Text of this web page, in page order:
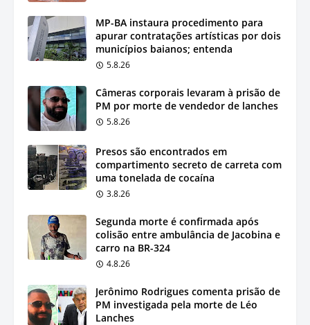
MP-BA instaura procedimento para
apurar contratações artísticas por dois
municípios baianos; entenda
5.8.26
Câmeras corporais levaram à prisão de
PM por morte de vendedor de lanches
5.8.26
Presos são encontrados em
compartimento secreto de carreta com
uma tonelada de cocaína
3.8.26
Segunda morte é confirmada após
colisão entre ambulância de Jacobina e
carro na BR-324
4.8.26
Jerônimo Rodrigues comenta prisão de
PM investigada pela morte de Léo
Lanches